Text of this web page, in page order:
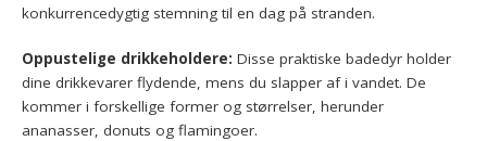
konkurrencedygtig stemning til en dag på stranden.
Oppustelige drikkeholdere: Disse praktiske badedyr holder
dine drikkevarer flydende, mens du slapper af i vandet. De
kommer i forskellige former og størrelser, herunder
ananasser, donuts og flamingoer.